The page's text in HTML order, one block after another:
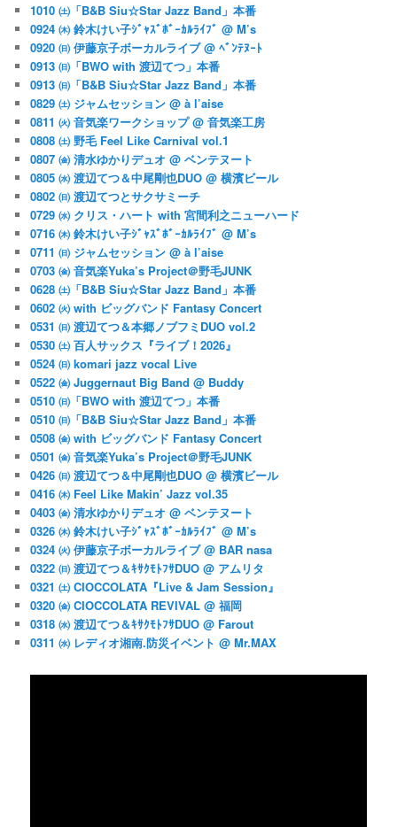
1010 ㈯「B&B Siu☆Star Jazz Band」本番
0924 ㈭ 鈴木けい子ｼﾞｬｽﾞﾎﾞｰｶﾙﾗｲﾌﾞ @ M’s
0920 ㈰ 伊藤京子ボーカルライブ @ ﾍﾞﾝﾃﾇｰﾄ
0913 ㈰「BWO with 渡辺てつ」本番
0913 ㈰「B&B Siu☆Star Jazz Band」本番
0829 ㈯ ジャムセッション @ à l’aise
0811 ㈫ 音気楽ワークショップ @ 音気楽工房
0808 ㈯ 野毛 Feel Like Carnival vol.1
0807 ㈮ 清水ゆかりデュオ @ ベンテヌート
0805 ㈬ 渡辺てつ＆中尾剛也DUO @ 横濱ビール
0802 ㈰ 渡辺てつとサクサミーチ
0729 ㈬ クリス・ハート with 宮間利之ニューハード
0716 ㈭ 鈴木けい子ｼﾞｬｽﾞﾎﾞｰｶﾙﾗｲﾌﾞ @ M’s
0711 ㈰ ジャムセッション @ à l’aise
0703 ㈮ 音気楽Yuka’s Project＠野毛JUNK
0628 ㈯「B&B Siu☆Star Jazz Band」本番
0602 ㈫ with ビッグバンド Fantasy Concert
0531 ㈰ 渡辺てつ＆本郷ノブフミDUO vol.2
0530 ㈯ 百人サックス『ライブ！2026』
0524 ㈰ komari jazz vocal Live
0522 ㈮ Juggernaut Big Band @ Buddy
0510 ㈰「BWO with 渡辺てつ」本番
0510 ㈰「B&B Siu☆Star Jazz Band」本番
0508 ㈮ with ビッグバンド Fantasy Concert
0501 ㈮ 音気楽Yuka’s Project＠野毛JUNK
0426 ㈰ 渡辺てつ＆中尾剛也DUO @ 横濱ビール
0416 ㈭ Feel Like Makin’ Jazz vol.35
0403 ㈮ 清水ゆかりデュオ @ ベンテヌート
0326 ㈭ 鈴木けい子ｼﾞｬｽﾞﾎﾞｰｶﾙﾗｲﾌﾞ @ M’s
0324 ㈫ 伊藤京子ボーカルライブ @ BAR nasa
0322 ㈰ 渡辺てつ＆ｷｻｸﾓﾄﾌｻDUO @ アムリタ
0321 ㈯ CIOCCOLATA『Live & Jam Session』
0320 ㈮ CIOCCOLATA REVIVAL @ 福岡
0318 ㈬ 渡辺てつ＆ｷｻｸﾓﾄﾌｻDUO @ Farout
0311 ㈬ レディオ湘南.防災イベント @ Mr.MAX